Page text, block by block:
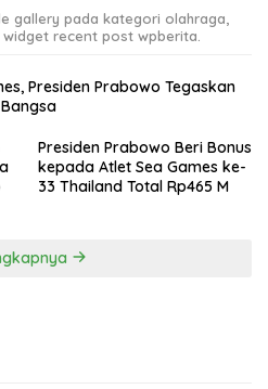
gallery pada kategori olahraga,
recent post wpberita.
Presiden Prabowo Tegaskan
Presiden Prabowo Beri Bonus
kepada Atlet Sea Games ke-
33 Thailand Total Rp465 M